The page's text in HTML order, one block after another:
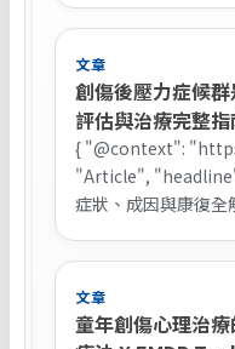
文章
創傷後壓力症候
評估與治療完整指
{ "@context":
"Article",
症狀、成因與康復全
文章
童年創傷心理治